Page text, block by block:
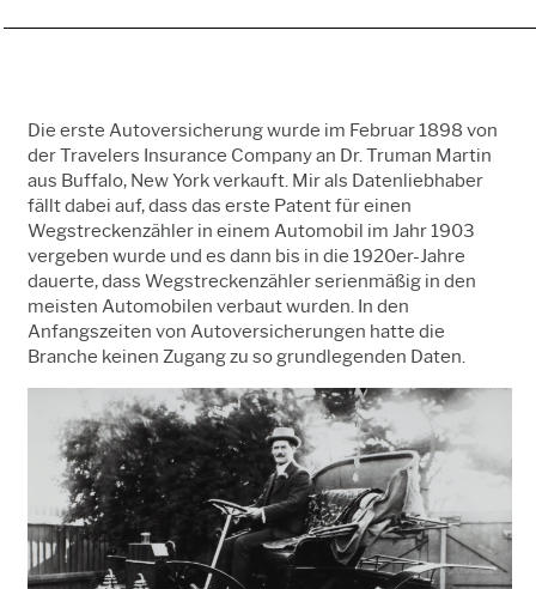
Die erste Autoversicherung wurde im Februar 1898 von
der Travelers Insurance Company an Dr. Truman Martin
aus Buffalo, New York verkauft. Mir als Datenliebhaber
fällt dabei auf, dass das erste Patent für einen
Wegstreckenzähler in einem Automobil im Jahr 1903
vergeben wurde und es dann bis in die 1920er-Jahre
dauerte, dass Wegstreckenzähler serienmäßig in den
meisten Automobilen verbaut wurden. In den
Anfangszeiten von Autoversicherungen hatte die
Branche keinen Zugang zu so grundlegenden Daten.